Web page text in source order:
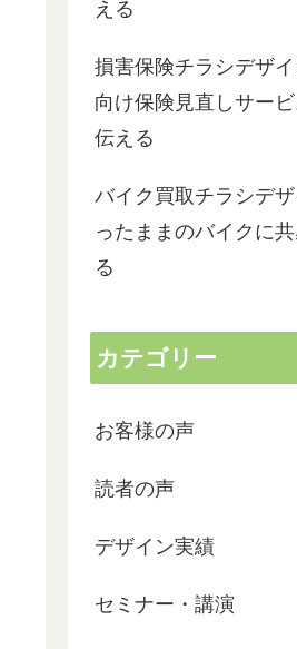
える
損害保険チラシデザ
向け保険見直しサー
伝える
バイク買取チラシデ
ったままのバイクに
る
カテゴリー
お客様の声
読者の声
デザイン実績
セミナー・講演